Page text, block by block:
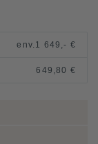
env. 1 649,- €
649,80 €